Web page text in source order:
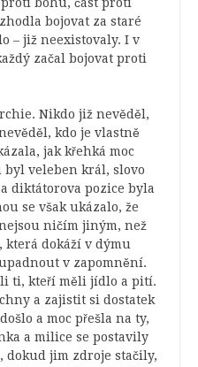
bojovat za staré
– již neexistovaly. I v
začal bojovat proti
Nikdo již nevěděl,
kdo je vlastně
jak křehká moc
byl veleben král, slovo
diktátorova pozice byla
se však ukázalo, že
ničím jiným, než
dokáží v dýmu
v zapomnění.
ti, kteří měli jídlo a pití.
a zajistit si dostatek
a moc přešla na ty,
a milice se postavily
jim zdroje stačily,